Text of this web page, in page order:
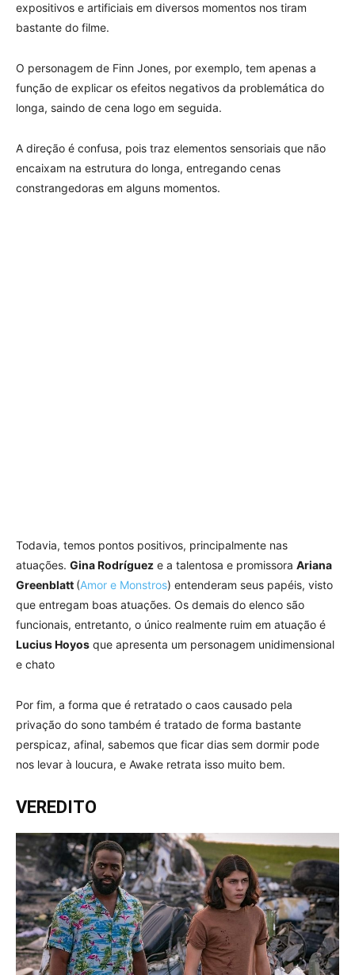
expositivos e artificiais em diversos momentos nos tiram
bastante do filme.
O personagem de Finn Jones, por exemplo, tem apenas a
função de explicar os efeitos negativos da problemática do
longa, saindo de cena logo em seguida.
A direção é confusa, pois traz elementos sensoriais que não
encaixam na estrutura do longa, entregando cenas
constrangedoras em alguns momentos.
Todavia, temos pontos positivos, principalmente nas
atuações. Gina Rodríguez e a talentosa e promissora Ariana
Greenblatt (Amor e Monstros) entenderam seus papéis, visto
que entregam boas atuações. Os demais do elenco são
funcionais, entretanto, o único realmente ruim em atuação é
Lucius Hoyos que apresenta um personagem unidimensional
e chato
Por fim, a forma que é retratado o caos causado pela
privação do sono também é tratado de forma bastante
perspicaz, afinal, sabemos que ficar dias sem dormir pode
nos levar à loucura, e Awake retrata isso muito bem.
VEREDITO